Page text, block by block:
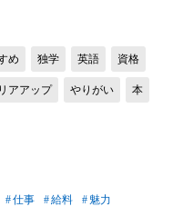
め 独学 英語 資格
アアップ やりがい 本
仕事 給料
魅力